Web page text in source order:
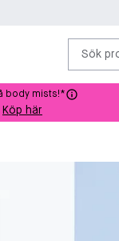
Sök
body mists!*
Köp här